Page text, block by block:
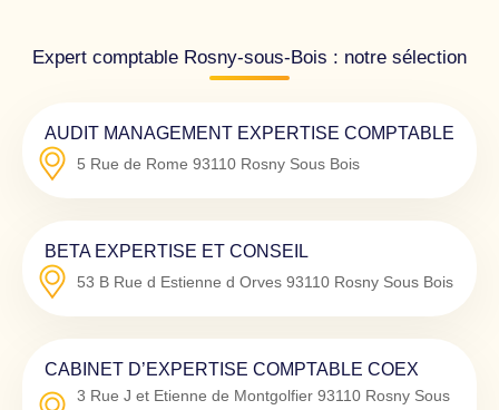
Expert comptable Rosny-sous-Bois : notre sélection
AUDIT MANAGEMENT EXPERTISE COMPTABLE
5 Rue de Rome 93110 Rosny Sous Bois
BETA EXPERTISE ET CONSEIL
53 B Rue d Estienne d Orves 93110 Rosny Sous Bois
CABINET D’EXPERTISE COMPTABLE COEX
3 Rue J et Etienne de Montgolfier 93110 Rosny Sous